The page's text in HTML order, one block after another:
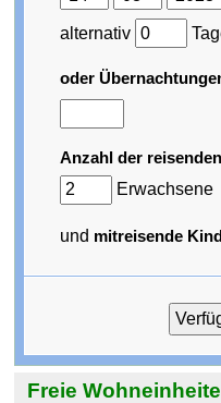
alternativ
oder
Anzahl der
Erwachsene
und mitreisende
Freie